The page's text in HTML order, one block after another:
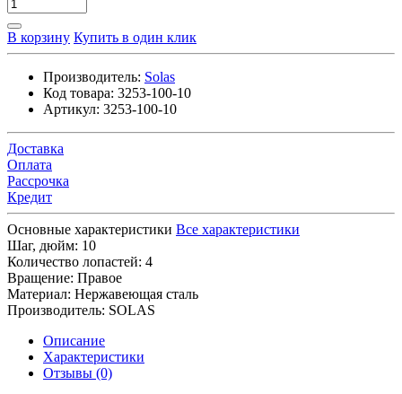
В корзину Купить в один клик
Производитель: Solas
Код товара: 3253-100-10
Артикул: 3253-100-10
Доставка
Оплата
Рассрочка
Кредит
Основные характеристики Все характеристики
Шаг, дюйм: 10
Количество лопастей: 4
Вращение: Правое
Материал: Нержавеющая сталь
Производитель: SOLAS
Описание
Характеристики
Отзывы (0)